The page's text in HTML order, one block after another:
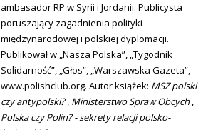
ambasador RP w Syrii i Jordanii. Publicysta
poruszający zagadnienia polityki
międzynarodowej i polskiej dyplomacji.
Publikował w „Nasza Polska”, „Tygodnik
Solidarność”, „Głos”, „Warszawska Gazeta”,
www.polishclub.org. Autor książek: MSZ polski
czy antypolski?, Ministerstwo Spraw Obcych,
Polska czy Polin? - sekrety relacji polsko-